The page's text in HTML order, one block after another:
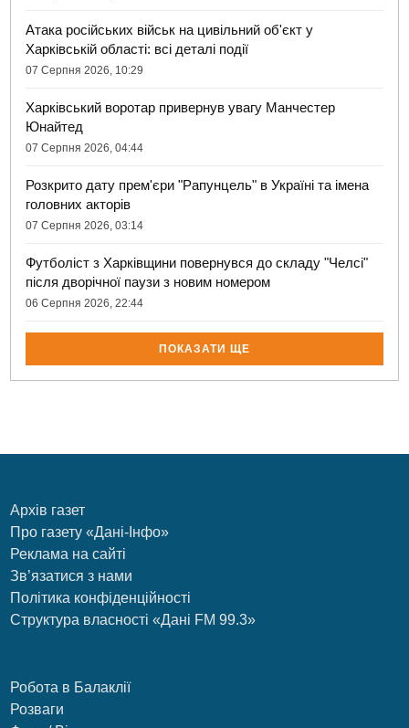
Атака російських військ на цивільний об'єкт у
Харківській області: всі деталі події
07 Серпня 2026, 10:29
Харківський воротар привернув увагу Манчестер
Юнайтед
07 Серпня 2026, 04:44
Розкрито дату прем'єри "Рапунцель" в Україні та імена
головних акторів
07 Серпня 2026, 03:14
Футболіст з Харківщини повернувся до складу "Челсі"
після дворічної паузи з новим номером
06 Серпня 2026, 22:44
ПОКАЗАТИ ЩЕ
Архів газет
Про газету «Дані-Інфо»
Реклама на сайті
Зв’язатися з нами
Політика конфіденційності
Структура власності «Дані FM 99.3»
Робота в Балаклії
Розваги